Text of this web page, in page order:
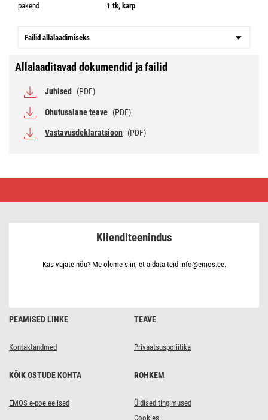
pakend
1 tk, karp
Failid allalaadimiseks
Allalaaditavad dokumendid ja failid
Juhised (PDF)
Ohutusalane teave (PDF)
Vastavusdeklaratsioon (PDF)
PEAMISED LINKE
Kontaktandmed
TEAVE
Privaatsuspoliitika
KÕIK OSTUDE KOHTA
EMOS e-poe eelised
ROHKEM
Üldised tingimused
Cookies
Klienditeenindus
Kas vajate nõu? Me oleme siin, et aidata teid info@emos.ee.